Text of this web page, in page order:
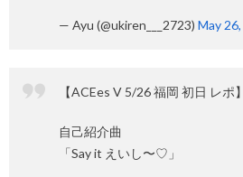
— Ayu (@ukiren___2723) May
【ACEes V 5/26 福岡 初日 レポ】
自己紹介曲
「Say it えいし〜♡」